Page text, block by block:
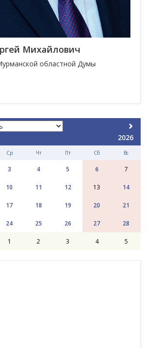
Михайлович
областной Думы
2026
Ср Чт Пт Сб Вс
3 4 5 6 7
10 11 12 13 14
17 18 19 20 21
24 25 26 27 28
1 2 3 4 5